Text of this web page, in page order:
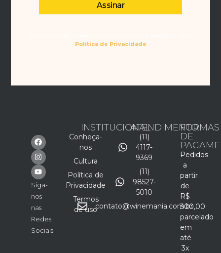
Assinar
Política de Privacidade
Siga-
nos
nas
Redes
Sociais
INSTITUCIONAL
Conheça-
nos
Cultura
Política de
Privacidade
Termos
de uso
ATENDIMENTO
(11)
4117-
9369
(11)
98527-
5010
contato@winemania.com.br
FORMAS
DE
Pedidos
a
partir
de
R$
300,00
parcelado
em
até
3x